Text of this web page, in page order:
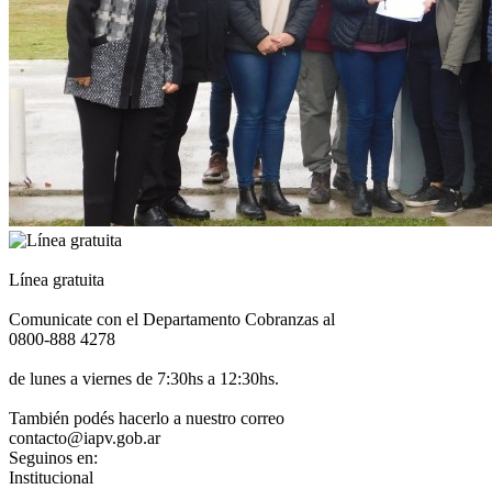
Línea gratuita
Comunicate con el Departamento Cobranzas al
0800-888 4278
de lunes a viernes de 7:30hs a 12:30hs.
También podés hacerlo a nuestro correo
contacto@iapv.gob.ar
Seguinos en:
Institucional